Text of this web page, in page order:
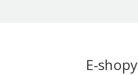
E-shopy